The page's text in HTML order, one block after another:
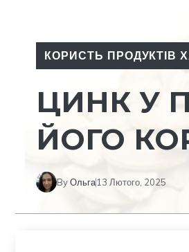
КОРИСТЬ ПРОДУКТІВ
ЦИНК У
ЙОГО
ByОльга13 Лютого, 2025